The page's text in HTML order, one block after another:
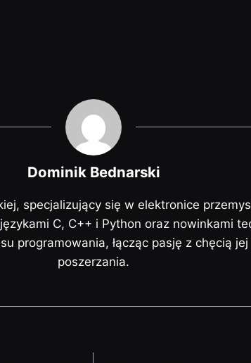
Dominik Bednarski
specjalizujący się w elektronice
C, C++ i Python oraz nowinkami
programowania, łącząc pasję z chęcią
poszerzania.